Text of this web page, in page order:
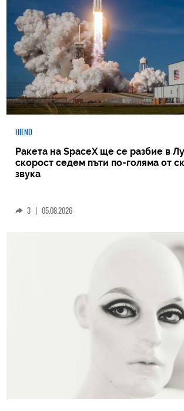
HIEND
Ракета на SpaceX ще се разбие в
скорост седем пъти по-голяма от
звука
3 | 05.08.2026